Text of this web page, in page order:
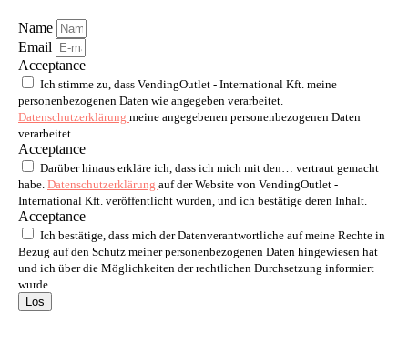
Name
Email
Acceptance
Ich stimme zu, dass VendingOutlet - International Kft. meine
personenbezogenen Daten wie angegeben verarbeitet.
Datenschutzerklärung meine angegebenen personenbezogenen Daten
verarbeitet.
Acceptance
Darüber hinaus erkläre ich, dass ich mich mit den… vertraut gemacht
habe. Datenschutzerklärung auf der Website von VendingOutlet -
International Kft. veröffentlicht wurden, und ich bestätige deren Inhalt.
Acceptance
Ich bestätige, dass mich der Datenverantwortliche auf meine Rechte in
Bezug auf den Schutz meiner personenbezogenen Daten hingewiesen hat
und ich über die Möglichkeiten der rechtlichen Durchsetzung informiert
wurde.
Los